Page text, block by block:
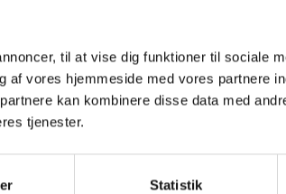
til at vise dig funktioner til sociale
vores hjemmeside med vores partnere
kan kombinere disse data med
tjenester.
Statistik